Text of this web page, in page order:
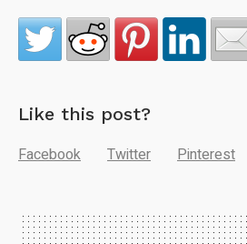
Like this post?
Facebook
Twitter Pinterest